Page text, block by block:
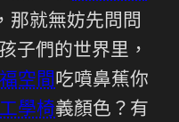
那就無妨先問問
子們的世界里，
空間吃噴鼻蕉你
學椅義顏色？有